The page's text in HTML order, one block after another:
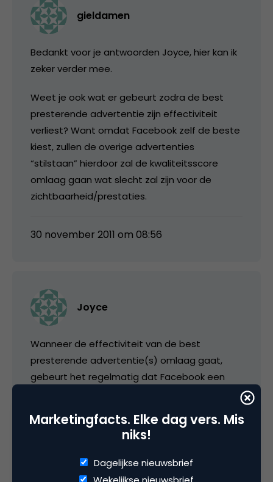
gieldamen
Bedankt voor je antwoorden Joyce, hier kan ik
zeker verder mee.
Weet je ook wat er gebeurt zodra de best
presterende advertentie zijn effectiviteit
verliest? Want omdat Facebook zelf de beste
kiest, zullen de overige advertenties
“stilstaan” hierdoor zal de kwaliteitsscore
omlaag gaan wat slecht zal zijn voor de
zichtbaarheid/prestaties.
30 november 2011 om 08:56
Joyce
Wanneer de effectiviteit van de best
presterende advertentie(s) omlaag gaat,
gebeurt het regelmatig dat Facebook een
andere advertentie weer vaker gaat vertonen,
effectiever zal zijn dan de advertentie die al
Wanneer een advertentie weinig meer
Marketingfacts. Elke dag vers. Mis
niks!
Dagelijkse nieuwsbrief